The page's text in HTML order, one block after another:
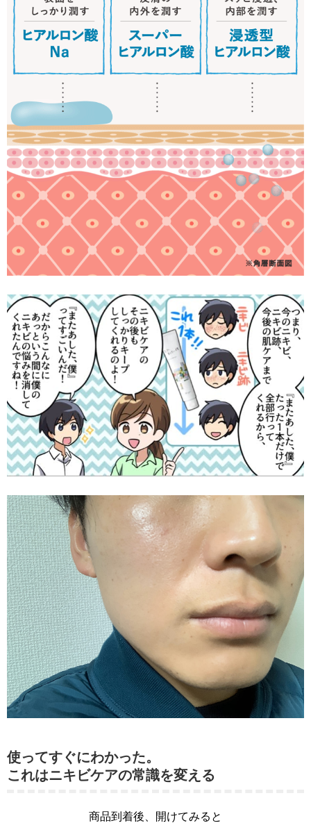
使ってすぐにわかった。
これはニキビケアの常識を変える
商品到着後、開けてみると